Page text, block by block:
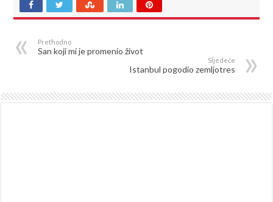
Prethodno
San koji mi je promenio život
Sljedeće
Istanbul pogodio zemljotres